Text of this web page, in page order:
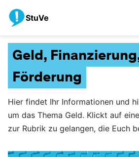
StuVe
Geld,
Förderung
Hier findet Ihr Informationen und
um das Thema Geld. Klickt auf
zur Rubrik zu gelangen, die Euch